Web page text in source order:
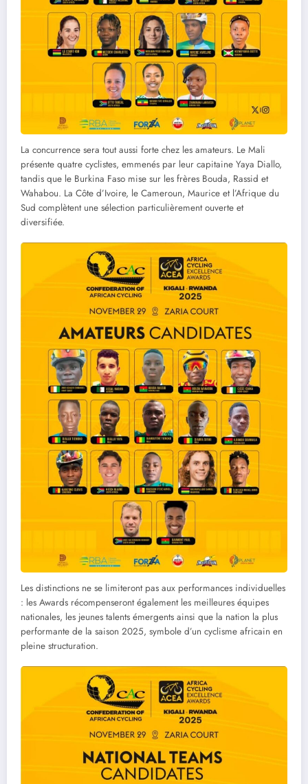
La concurrence sera tout aussi forte chez les amateurs. Le Mali
présente quatre cyclistes, emmenés par leur capitaine Yaya Diallo,
tandis que le Burkina Faso mise sur les frères Bouda, Rassid et
Wahabou. La Côte d’Ivoire, le Cameroun, Maurice et l’Afrique du
Sud complètent une sélection particulièrement ouverte et
diversifiée.
Les distinctions ne se limiteront pas aux performances individuelles
: les Awards récompenseront également les meilleures équipes
nationales, les jeunes talents émergents ainsi que la nation la plus
performante de la saison 2025, symbole d’un cyclisme africain en
pleine structuration.